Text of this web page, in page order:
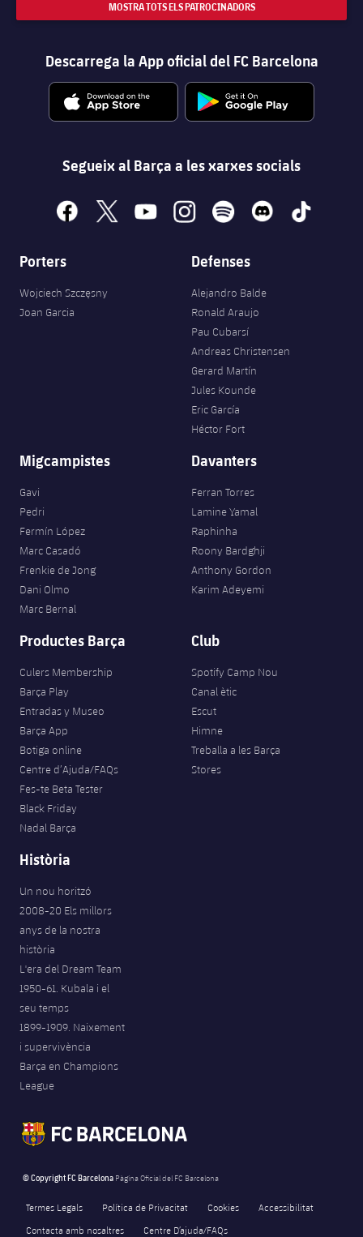
MOSTRA TOTS ELS PATROCINADORS
Descarrega la App oficial del FC Barcelona
Segueix al Barça a les xarxes socials
facebook
x youtubeinstagramspotify discord tiktok
Porters
Wojciech Szczęsny
Joan Garcia
Defenses
Alejandro Balde
Ronald Araujo
Pau Cubarsí
Andreas Christensen
Gerard Martín
Jules Kounde
Eric García
Héctor Fort
Migcampistes
Gavi
Pedri
Fermín López
Marc Casadó
Frenkie de Jong
Dani Olmo
Marc Bernal
Davanters
Ferran Torres
Lamine Yamal
Raphinha
Roony Bardghji
Anthony Gordon
Karim Adeyemi
Productes Barça
Culers Membership
Barça Play
Entradas y Museo
Barça App
Botiga online
Centre d’Ajuda/FAQs
Fes-te Beta Tester
Black Friday
Nadal Barça
Club
Spotify Camp Nou
Canal ètic
Escut
Himne
Treballa a les Barça
Stores
Història
Un nou horitzó
2008-20 Els millors
anys de la nostra
història
L'era del Dream Team
1950-61. Kubala i el
seu temps
1899-1909. Naixement
i supervivència
Barça en Champions
League
© Copyright FC Barcelona Pàgina Oficial del FC Barcelona
Termes Legals Política de Privacitat Cookies
Accessibilitat
Contacta amb nosaltres
Centre D’ajuda/FAQs